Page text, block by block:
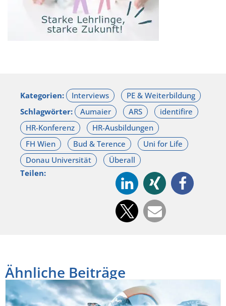
Kategorien:
Schlagwörter:
Teilen:
Ähnliche Beiträge